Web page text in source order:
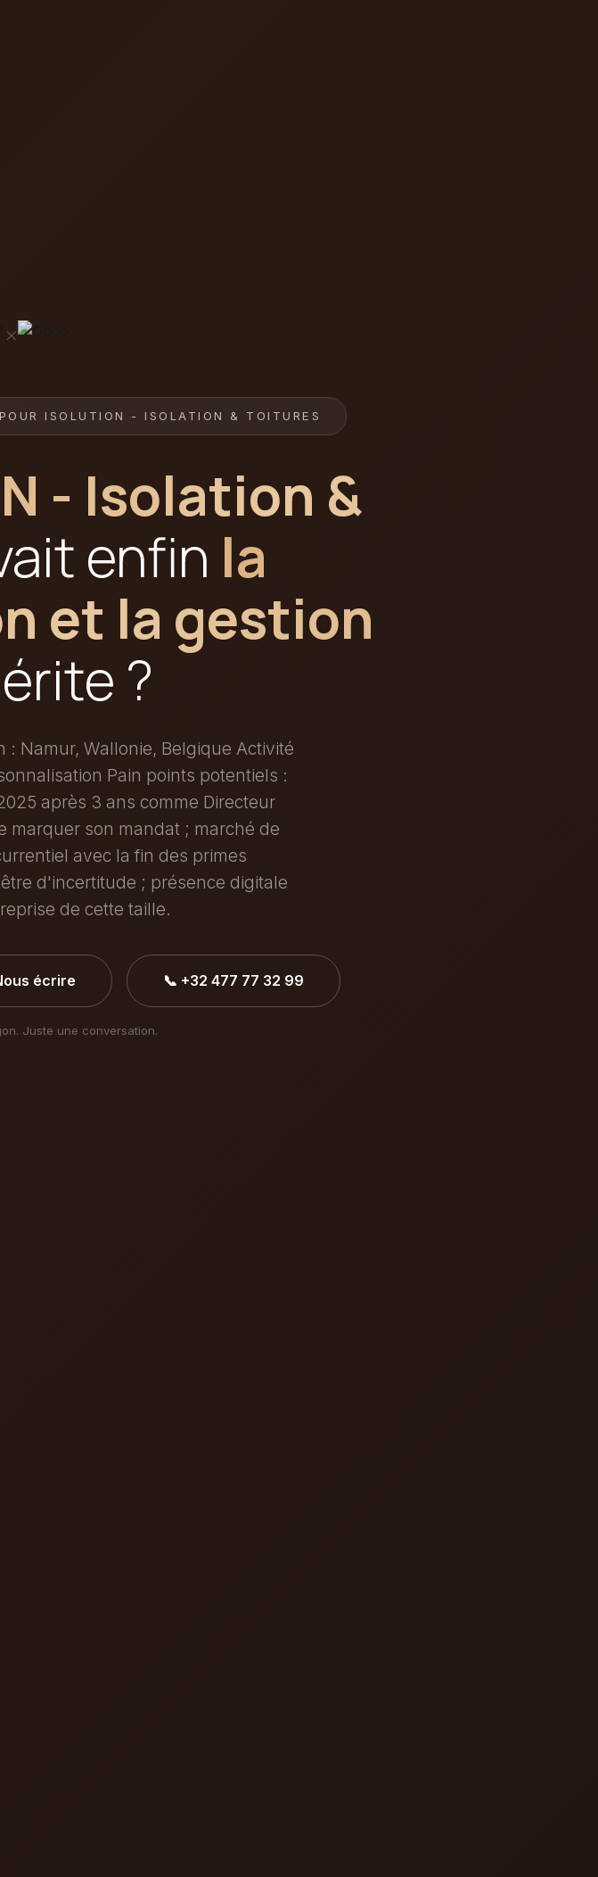
×
ISOLUTION - ISOLATION & TOITURES
- Isolation &
enfin la
et la gestion
?
Namur, Wallonie, Belgique Activité
Pain points potentiels :
après 3 ans comme Directeur
son mandat ; marché de
avec la fin des primes
d'incertitude ; présence digitale
de cette taille.
écrire 📞 +32 477 77 32 99
Juste une conversation.